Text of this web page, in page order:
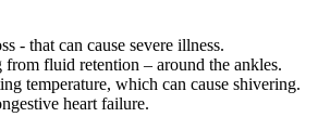
- that can cause severe illness.
from fluid retention – around the ankles.
temperature, which can cause shivering.
heart failure.